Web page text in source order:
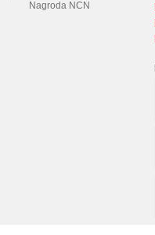
Nagroda NCN